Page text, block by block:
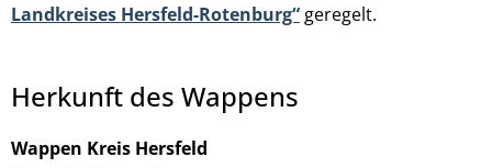
Landkreises Hersfeld-Rotenburg“ geregelt.
Herkunft des Wappens
Wappen Kreis Hersfeld